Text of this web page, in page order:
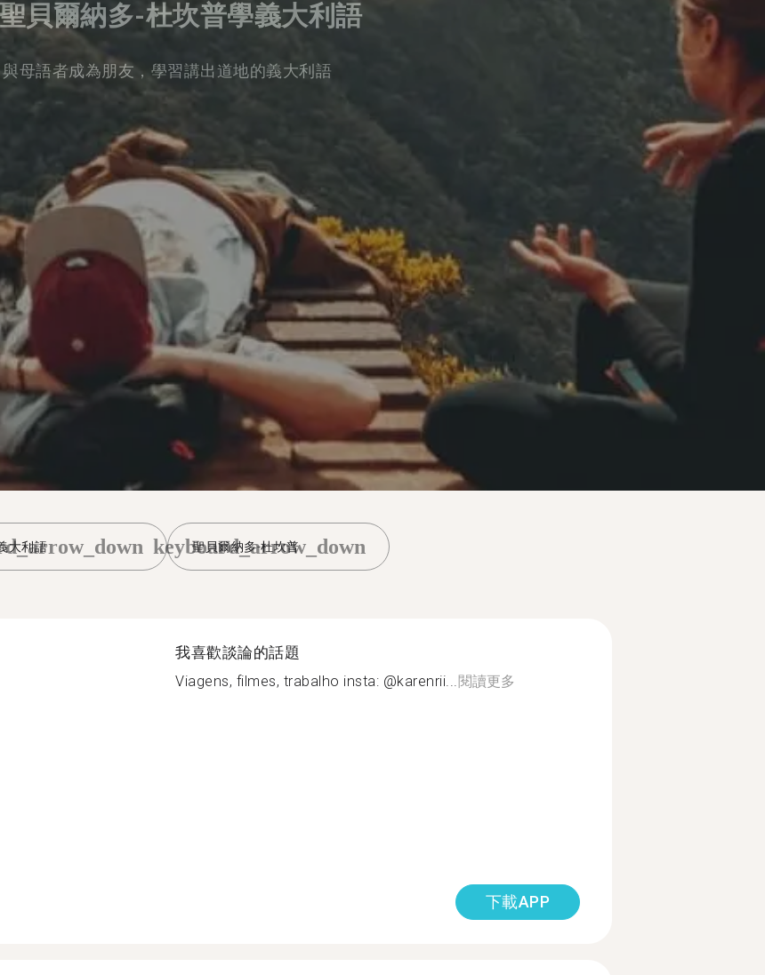
貝爾納多-杜坎普學義大利語
與母語者成為朋友，學習講出道地的義大利語
大利語 聖貝爾納多-杜坎普
keyboard_arrow_down
我喜歡談論的話題
Viagens, filmes, trabalho insta: @karenrii...閱讀更多
下載APP